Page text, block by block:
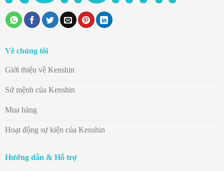
Về chúng tôi
Giới thiệu về Kenshin
Sứ mệnh của Kenshin
Mua hàng
Hoạt động sự kiện của Kenshin
Hướng dẫn & Hỗ trợ